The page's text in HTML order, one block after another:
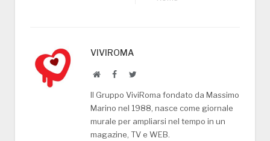
VIVIROMA
WebsiteFacebookTwitter
Il Gruppo ViviRoma fondato da Massimo
Marino nel 1988, nasce come giornale
murale per ampliarsi nel tempo in un
magazine, TV e WEB.